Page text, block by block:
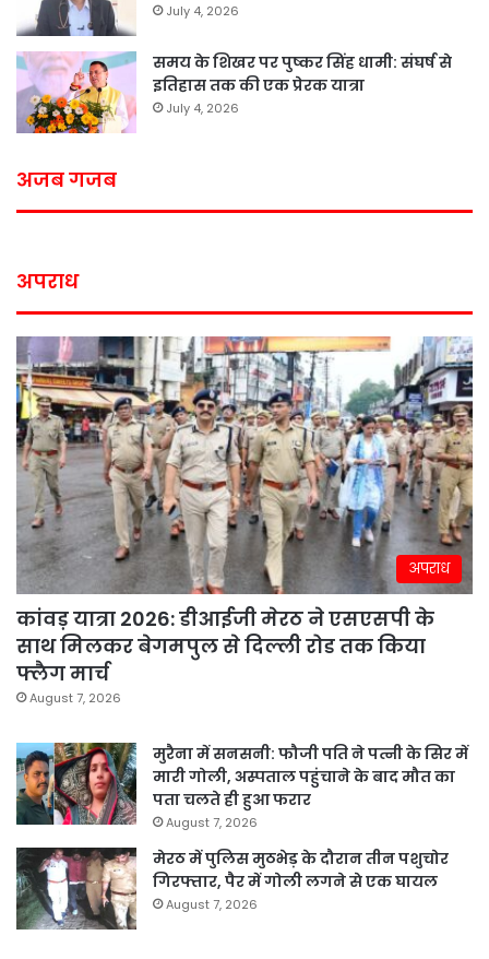
July 4, 2026
समय के शिखर पर पुष्कर सिंह धामी: संघर्ष से
इतिहास तक की एक प्रेरक यात्रा
July 4, 2026
अजब गजब
अपराध
अपराध
कांवड़ यात्रा 2026: डीआईजी मेरठ ने एसएसपी के
साथ मिलकर बेगमपुल से दिल्ली रोड तक किया
फ्लैग मार्च
August 7, 2026
मुरैना में सनसनी: फौजी पति ने पत्नी के सिर में
मारी गोली, अस्पताल पहुंचाने के बाद मौत का
पता चलते ही हुआ फरार
August 7, 2026
मेरठ में पुलिस मुठभेड़ के दौरान तीन पशुचोर
गिरफ्तार, पैर में गोली लगने से एक घायल
August 7, 2026